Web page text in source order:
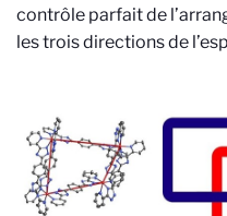
contrôle parfait de
les trois directions de